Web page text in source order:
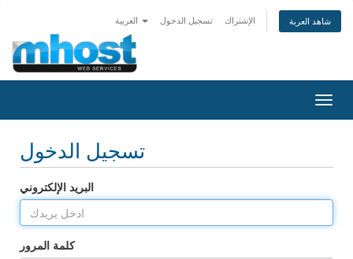
تسجيل الدخول الإشتراك شاهد العربة
تبديل
التنقل
تسجيل الدخول
البريد الإلكتروني
كلمة المرور